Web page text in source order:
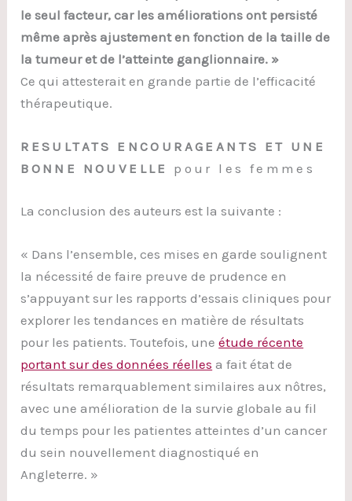
le seul facteur, car les améliorations ont persisté
même après ajustement en fonction de la taille de
la tumeur et de l’atteinte ganglionnaire. »
Ce qui attesterait en grande partie de l’efficacité
thérapeutique.
RESULTATS ENCOURAGEANTS ET UNE
BONNE NOUVELLE
pour les femmes
La conclusion des auteurs est la suivante :
« Dans l’ensemble, ces mises en garde soulignent
la nécessité de faire preuve de prudence en
s’appuyant sur les rapports d’essais cliniques pour
explorer les tendances en matière de résultats
pour les patients. Toutefois, uneétude récente
portant sur des données réelles a fait état de
résultats remarquablement similaires aux nôtres,
avec une amélioration de la survie globale au fil
du temps pour les patientes atteintes d’un cancer
du sein nouvellement diagnostiqué en
Angleterre. »